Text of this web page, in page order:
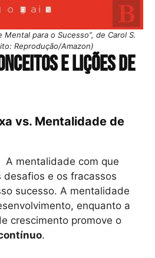
para o Sucesso”, de Carol S.
Reprodução/Amazon)
e lições de
vs. Mentalidade de
A mentalidade com que
desafios e os fracassos
sucesso. A mentalidade
enquanto a
crescimento promove o
.